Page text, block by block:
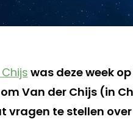
was deze week
Van der Chijs (in
vragen te stellen